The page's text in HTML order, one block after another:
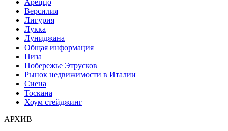
Версилия
Лигурия
Лукка
Луниджана
Общая информация
Пиза
Побережье Этрусков
Рынок недвижимости в Италии
Сиена
Тоскана
Хоум стейджинг
АРХИВ